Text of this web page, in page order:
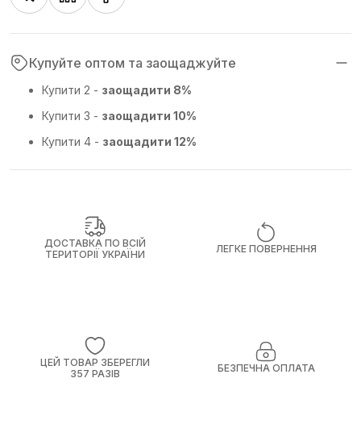
Купуйте оптом та заощаджуйте
Купити 2 - заощадити 8%
Купити 3 - заощадити 10%
Купити 4 - заощадити 12%
ДОСТАВКА ПО ВСІЙ
ТЕРИТОРІЇ УКРАЇНИ
ЛЕГКЕ ПОВЕРНЕННЯ
ЦЕЙ ТОВАР ЗБЕРЕГЛИ
357 РАЗІВ
БЕЗПЕЧНА ОПЛАТА